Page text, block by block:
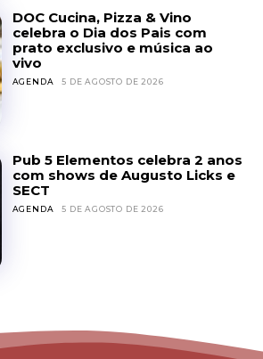
DOC Cucina, Pizza & Vino
celebra o Dia dos Pais com
prato exclusivo e música ao
vivo
AGENDA 5 DE AGOSTO DE 2026
Pub 5 Elementos celebra 2 anos
com shows de Augusto Licks e
SECT
AGENDA 5 DE AGOSTO DE 2026